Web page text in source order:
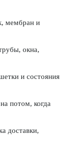
мембран и
окна,
и состояния
потом, когда
доставки,